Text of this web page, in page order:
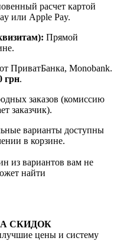
расчет картой
или Apple Pay.
Прямой
ПриватБанка, Monobank.
грн.
заказов (комиссию
заказчик).
варианты доступны
в корзине.
из вариантов вам не
найти
СКИДОК
цены и систему